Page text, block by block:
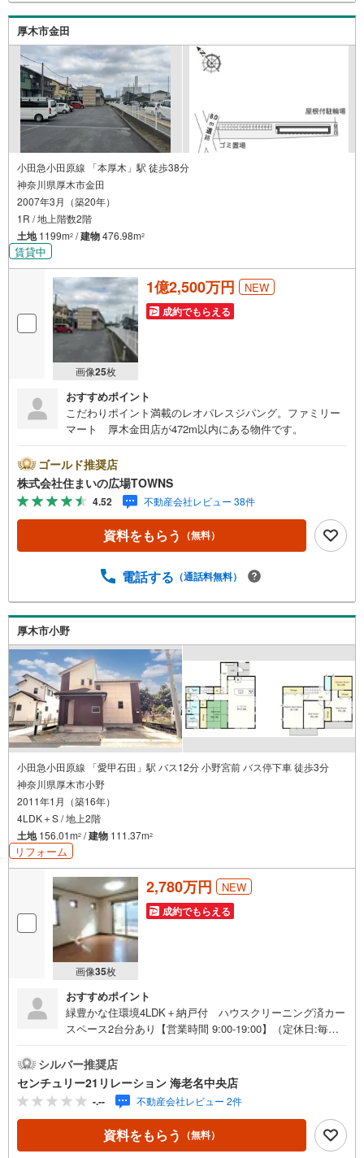
様へ経験豊富なスタッフが親身になってお客様に合った物
件をご紹介させて頂きます！ /他社様掲載物件も併せてご紹
介可能ですのでお気軽にお問い合わせ下さい♪駐車場もご
ざいますので、お車でのお越しも大歓迎です！
厚木市金田
小田急小田原線 「本厚木」駅 徒歩38分
神奈川県厚木市金田
2007年3月（築20年）
1R / 地上階数2階
土地1199m2 /建物476.98m2
賃貸中
画像25枚
1億2,500万円 NEW
成約でもらえる
おすすめポイント
こだわりポイント満載のレオパレスジパング。ファミリー
マート 厚木金田店が472m以内にある物件です。
ゴールド推奨店
株式会社住まいの広場TOWNS
4.52 不動産会社レビュー 38件
資料をもらう （無料）
電話する （通話料無料）
厚木市小野
小田急小田原線 「愛甲石田」駅 バス12分 小野宮前 バス停下車 徒歩3分
神奈川県厚木市小野
2011年1月（築16年）
4LDK＋S / 地上2階
土地156.01m2 /建物 111.37m2
リフォーム
画像35枚
2,780万円 NEW
成約でもらえる
おすすめポイント
緑豊かな住環境4LDK＋納戸付 ハウスクリーニング済カー
スペース2台分あり【営業時間 9:00-19:00】（定休日:毎週
下さい！現地を見学される場合は「室内・現地を見学する
（無料）」ボタンよりご希望の日時をご記入いただけます
とスムーズにご案内が可能です。■□センチュリー21リレー
ション海老名中央店■□「海老名」駅から徒歩5分のセンチ
ュリー21加盟店クオリティサービス部門で全国TOP10入賞
店舗「今すぐ見たい！」に対応可能（物件による）お迎え
シルバー推奨店
センチュリー21リレーション 海老名中央店
-.-- 不動産会社レビュー 2件
資料をもらう （無料）